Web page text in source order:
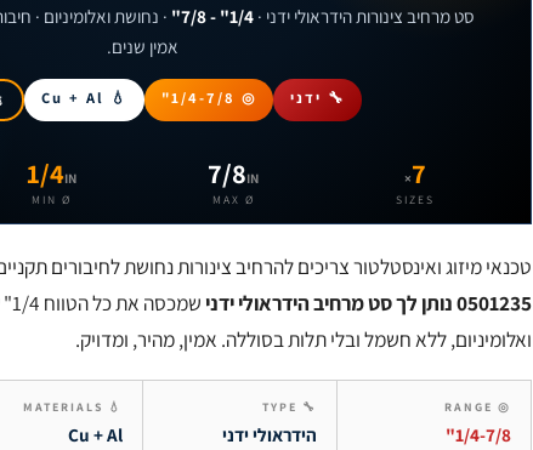
סט מרחיב צינורות הידראולי ידני ·1/4" - 7/8"
· נחושת ואלומיניום ·
אמין שנים.
🔧 ידני ◎ 1/4-7/8"
💧 Cu + Al
7
×
SIZES
7/8IN
MAX Ø
1/4IN
MIN Ø
טכנאי מיזוג ואינסטלטור צריכים להרחיב צינורות נחושת לחיבורים
0501235 נותן לך סט מרחיב הידראולי ידני
ואלומיניום, ללא חשמל ובלי תלות בסוללה. אמין, מהיר, ומדויק.
◎ RANGE
1/4-7/8"
🔧 TYPE
הידראולי ידני
💧 MATERIALS
Cu + Al